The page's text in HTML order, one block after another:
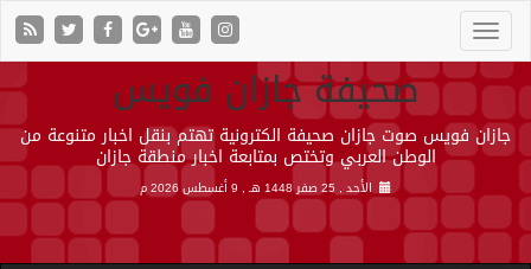
صحيفة جازان فويس
جازان فويس صوت جازان صحيفة الكترونية تهتم بنقل اخبار متنوعة من
الوطن العربي وتختص بمتابعة اخبار منطقة جازان
الأحد , 25 صفر 1448 هـ , 9 أغسطس 2026 م